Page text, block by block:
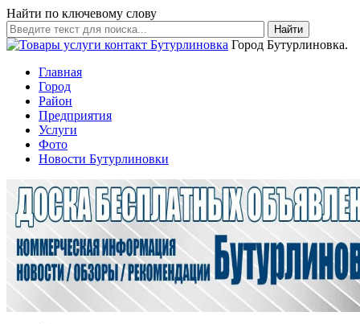
Найти по ключевому слову
Найти
Город Бутурлиновка.
Главная
Город
Район
Предприятия
Услуги
Фото
Новости Бутурлиновки